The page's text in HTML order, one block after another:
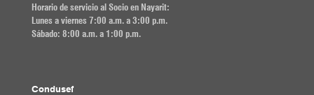
Horario de servicio al Socio en Nayarit:
Lunes a viernes 7:00 a.m. a 3:00 p.m.
Sábado: 8:00 a.m. a 1:00 p.m.
Condusef